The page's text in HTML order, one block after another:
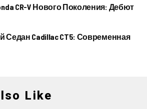
CR-V Нового Поколения: Дебют
Cadillac CT5: Современная
Like